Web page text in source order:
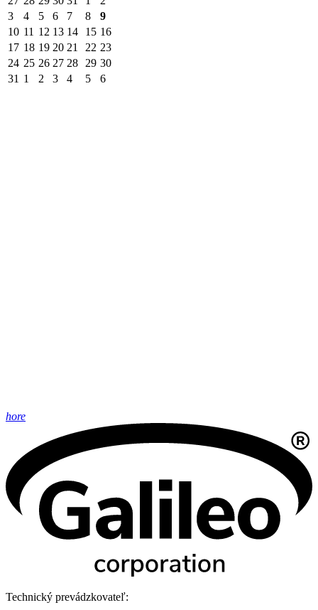
3
4 5 6 7 8
9
10 11 12 13 14 15 16
17 18 19 20 21 22 23
24 25 26 27 28 29 30
31 1 2 3 4 5 6
hore
Technický prevádzkovateľ: